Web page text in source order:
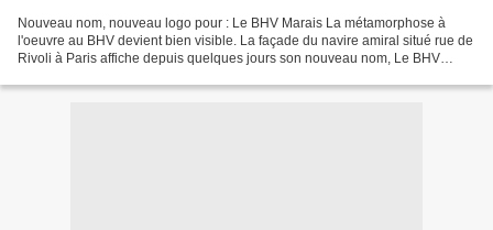
Nouveau nom, nouveau logo pour : Le BHV Marais La métamorphose à
l'oeuvre au BHV devient bien visible. La façade du navire amiral situé rue de
Rivoli à Paris affiche depuis quelques jours son nouveau nom, Le BHV